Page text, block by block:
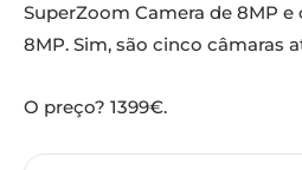
SuperZoom Camera de 8MP
8MP. Sim, são cinco câmaras
O preço? 1399€.